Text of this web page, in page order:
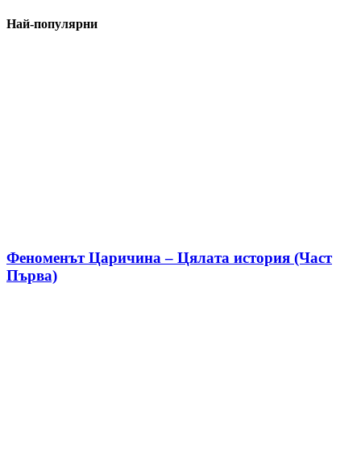
Най-популярни
Феноменът Царичина – Цялата история (Част
Първа)